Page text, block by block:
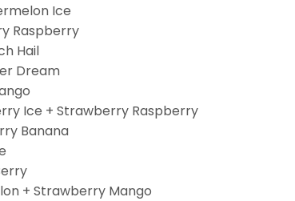
Ice
Raspberry
Hail
Dream
Ice + Strawberry Raspberry
Banana
+ Strawberry Mango